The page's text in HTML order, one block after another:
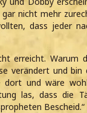
nicht mehr
dass jeder
erreicht. Warum
verändert und
dort und wäre
las, dass die
Bescheid.“